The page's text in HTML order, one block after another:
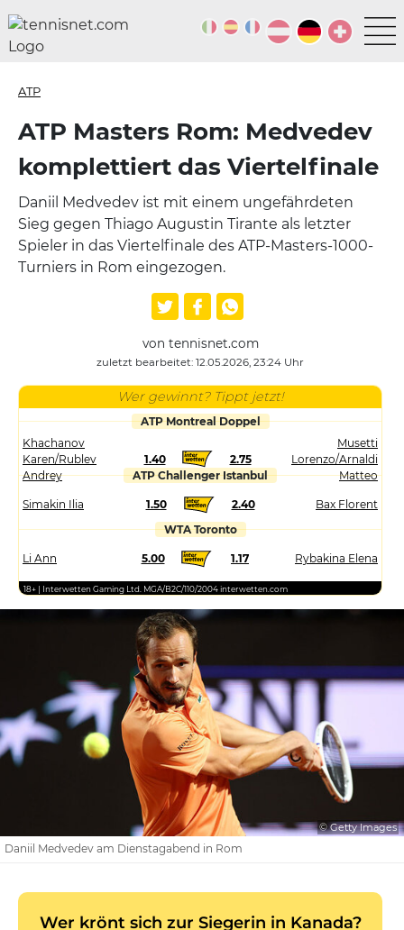
ATP
ATP Masters Rom: Medvedev
komplettiert das Viertelfinale
Daniil Medvedev ist mit einem ungefährdeten
Sieg gegen Thiago Augustin Tirante als letzter
Spieler in das Viertelfinale des ATP-Masters-1000-
Turniers in Rom eingezogen.
von tennisnet.com
zuletzt bearbeitet: 12.05.2026, 23:24 Uhr
Wer gewinnt? Tippt jetzt!
ATP Montreal Doppel
Khachanov
Karen/Rublev
Andrey
1.40 2.75
Musetti
Lorenzo/Arnaldi
Matteo
ATP Challenger Istanbul
Simakin Ilia 1.50 2.40
Bax Florent
WTA Toronto
Li Ann 5.00 1.17 Rybakina Elena
18+ | Interwetten Gaming Ltd. MGA/B2C/110/2004 interwetten.com
© Getty Images
Daniil Medvedev am Dienstagabend in Rom